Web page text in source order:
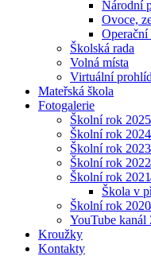
Národní
Ovoce,
Operační
Školská rada
Volná místa
Virtuální
Mateřská škola
Fotogalerie
Školní rok
Školní rok
Školní rok
Školní rok
Školní rok
Škola v
Školní rok
YouTube kanál
Kroužky
Kontakty